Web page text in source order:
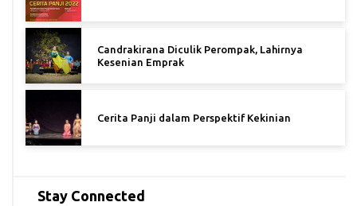
Candrakirana Diculik Perompak, Lahirnya
Kesenian Emprak
Cerita Panji dalam Perspektif Kekinian
Stay Connected